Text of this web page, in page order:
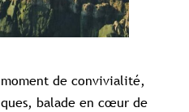
de convivialité,
balade en cœur de